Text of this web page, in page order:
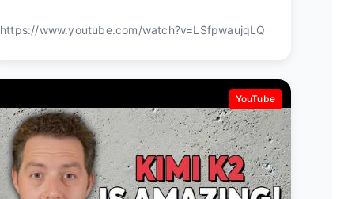
https://www.youtube.com/watch?v=LSfpwaujqLQ
YouTube